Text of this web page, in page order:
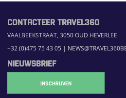
CONTACTEER TRAVEL360
VAALBEEKSTRAAT, 3050 OUD HEVERLEE
+32 (0)475 75 43 05 |
NIEUWSBRIEF
INSCHRIJVEN